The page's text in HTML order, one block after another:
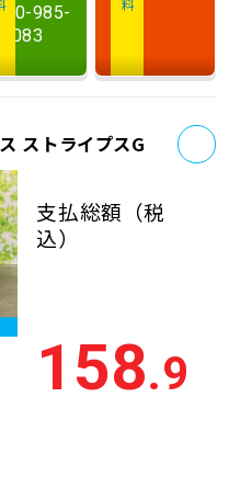
985-
083
ストライプスG
支払総額 （税
込）
158.9